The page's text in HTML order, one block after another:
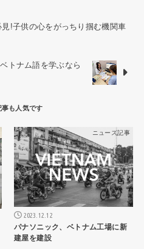
!子供の心をがっちり掴む機関車
トナム語を学ぶなら
ニュース記事
2023.12.12
パナソニック、ベトナム工場に新
建屋を建設